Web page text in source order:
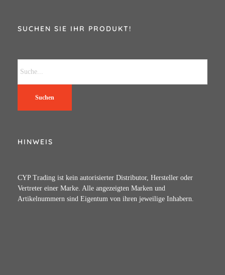
SUCHEN SIE IHR PRODUKT!
Suchen
HINWEIS
CYP Trading ist kein autorisierter Distributor, Hersteller oder
Vertreter einer Marke. Alle angezeigten Marken und
Artikelnummern sind Eigentum von ihren jeweilige Inhabern.